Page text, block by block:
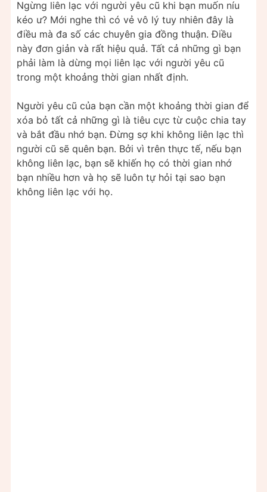
Ngừng liên lạc với người yêu cũ khi bạn muốn níu
kéo ư? Mới nghe thì có vẻ vô lý tuy nhiên đây là
điều mà đa số các chuyên gia đồng thuận. Điều
này đơn giản và rất hiệu quả. Tất cả những gì bạn
phải làm là dừng mọi liên lạc với người yêu cũ
trong một khoảng thời gian nhất định.
Người yêu cũ của bạn cần một khoảng thời gian để
xóa bỏ tất cả những gì là tiêu cực từ cuộc chia tay
và bắt đầu nhớ bạn. Đừng sợ khi không liên lạc thì
người cũ sẽ quên bạn. Bởi vì trên thực tế, nếu bạn
không liên lạc, bạn sẽ khiến họ có thời gian nhớ
bạn nhiều hơn và họ sẽ luôn tự hỏi tại sao bạn
không liên lạc với họ.